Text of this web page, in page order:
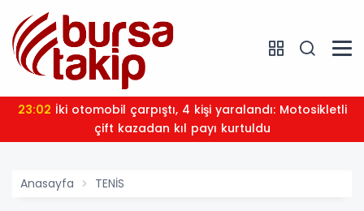
23:02
çift kazadan kıl payı kurtuldu
Anasayfa TENİS